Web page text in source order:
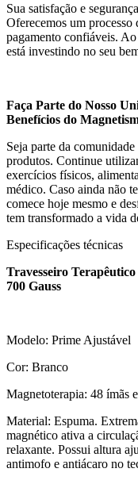
Sua satisfação e
Oferecemos um processo
pagamento confiáveis.
está investindo no seu
Faça Parte do Nosso
Benefícios do
Seja parte da
produtos. Continue
exercícios físicos,
médico. Caso ainda não
comece hoje mesmo e
tem transformado a vida
Especificações técnicas
Travesseiro
700 Gauss
Modelo: Prime Ajustável
Cor: Branco
Magnetoterapia: 48 ímãs
Material: Espuma.
magnético ativa a
relaxante. Possui altura
antimofo e antiácaro no